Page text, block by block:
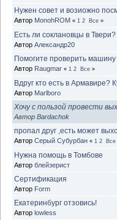
Нужен совет и возиожно
Автор MonohROM « 1 2 Все »
Есть ли соклановцы в Твери?
Автор Александр20
Помогите проверить машину
Автор Raugmar « 1 2 Все »
Вдруг кто есть в Армавире?
Автор Marlboro
Хочу с пользой провести
Автор Bardachok
пропал друг ,есть может
Автор Серый Субурбан « 1 2 Все
Нужна помощь в Томбове
Автор блейзерист
Сертификация
Автор Form
Екатеринбург отзовись!
Автор lowless